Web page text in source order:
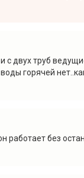
с двух труб
горячей
работает без